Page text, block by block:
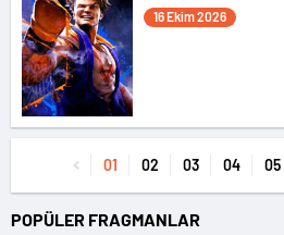
16 Ekim 2026
01 02 03 04 05
POPÜLER FRAGMANLAR